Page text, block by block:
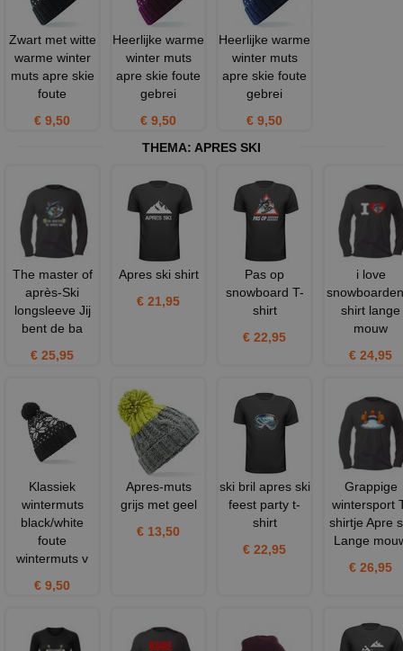
Zwart met witte
warme winter
muts apre skie
foute
€ 9,50
Heerlijke warme
winter muts
apre skie foute
gebrei
€ 9,50
Heerlijke warme
winter muts
apre skie foute
gebrei
€ 9,50
THEMA: APRES SKI
The master of
après-Ski
longsleeve Jij
bent de ba
€ 25,95
Apres ski shirt
€ 21,95
Pas op
snowboard T-
shirt
€ 22,95
i love
shirt lange
mouw
€ 24,95
Klassiek
wintermuts
black/white
foute
wintermuts v
€ 9,50
Apres-muts
grijs met geel
€ 13,50
ski bril apres ski
feest party t-
shirt
€ 22,95
Grappige
wintersport
shirtje Apre
Lange
€ 26,95